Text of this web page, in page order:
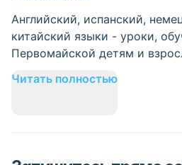
Английский, испанский,
китайский языки - уроки,
Первомайской детям и
Читать полностью